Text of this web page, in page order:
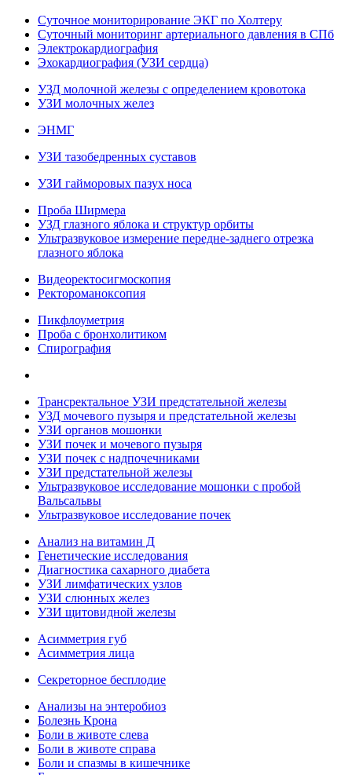
Суточное мониторирование ЭКГ по Холтеру
Суточный мониторинг артериального давления в СПб
Электрокардиография
Эхокардиография (УЗИ сердца)
УЗД молочной железы с определением кровотока
УЗИ молочных желез
ЭНМГ
УЗИ тазобедренных суставов
УЗИ гайморовых пазух носа
Проба Ширмера
УЗД глазного яблока и структур орбиты
Ультразвуковое измерение передне-заднего отрезка
глазного яблока
Видеоректосигмоскопия
Ректороманоксопия
Пикфлоуметрия
Проба с бронхолитиком
Спирография
Трансректальное УЗИ предстательной железы
УЗД мочевого пузыря и предстательной железы
УЗИ органов мошонки
УЗИ почек и мочевого пузыря
УЗИ почек с надпочечниками
УЗИ предстательной железы
Ультразвуковое исследование мошонки с пробой
Вальсальвы
Ультразвуковое исследование почек
Анализ на витамин Д
Генетические исследования
Диагностика сахарного диабета
УЗИ лимфатических узлов
УЗИ слюнных желез
УЗИ щитовидной железы
Асимметрия губ
Асимметрия лица
Секреторное бесплодие
Анализы на энтеробиоз
Болезнь Крона
Боли в животе слева
Боли в животе справа
Боли и спазмы в кишечнике